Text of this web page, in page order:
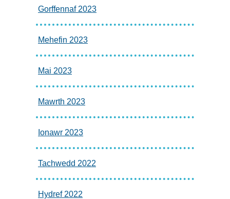
Gorffennaf 2023
Mehefin 2023
Mai 2023
Mawrth 2023
Ionawr 2023
Tachwedd 2022
Hydref 2022